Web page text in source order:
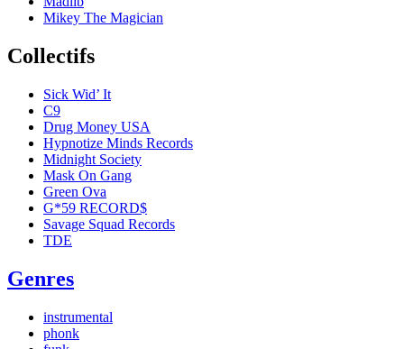
Mikey The Magician
Collectifs
Sick Wid’ It
C9
Drug Money USA
Hypnotize Minds Records
Midnight Society
Mask On Gang
Green Ova
G*59 RECORD$
Savage Squad Records
TDE
Genres
instrumental
phonk